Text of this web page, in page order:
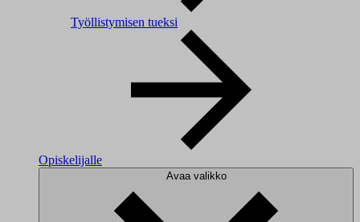
Työllistymisen tueksi
Opiskelijalle
Avaa valikko